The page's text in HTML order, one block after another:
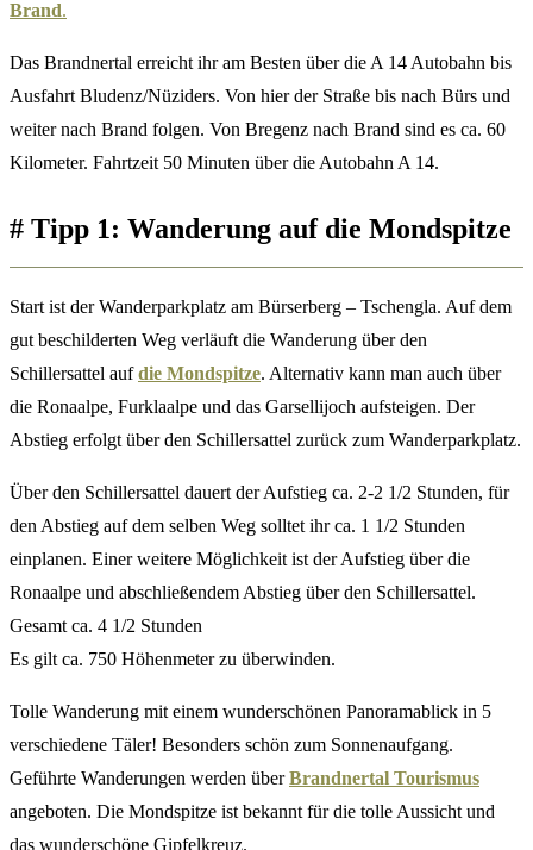
Brand.
Das Brandnertal erreicht ihr am Besten über die A 14 Autobahn bis
Ausfahrt Bludenz/Nüziders. Von hier der Straße bis nach Bürs und
weiter nach Brand folgen. Von Bregenz nach Brand sind es ca. 60
Kilometer. Fahrtzeit 50 Minuten über die Autobahn A 14.
# Tipp 1: Wanderung auf die Mondspitze
Start ist der Wanderparkplatz am Bürserberg – Tschengla. Auf dem
gut beschilderten Weg verläuft die Wanderung über den
Schillersattel aufdie Mondspitze. Alternativ kann man auch über
die Ronaalpe, Furklaalpe und das Garsellijoch aufsteigen. Der
Abstieg erfolgt über den Schillersattel zurück zum Wanderparkplatz.
Über den Schillersattel dauert der Aufstieg ca. 2-2 1/2 Stunden, für
den Abstieg auf dem selben Weg solltet ihr ca. 1 1/2 Stunden
einplanen. Einer weitere Möglichkeit ist der Aufstieg über die
Ronaalpe und abschließendem Abstieg über den Schillersattel.
Gesamt ca. 4 1/2 Stunden
Es gilt ca. 750 Höhenmeter zu überwinden.
Tolle Wanderung mit einem wunderschönen Panoramablick in 5
verschiedene Täler! Besonders schön zum Sonnenaufgang.
Geführte Wanderungen werden überBrandnertal Tourismus
angeboten. Die Mondspitze ist bekannt für die tolle Aussicht und
das wunderschöne Gipfelkreuz.